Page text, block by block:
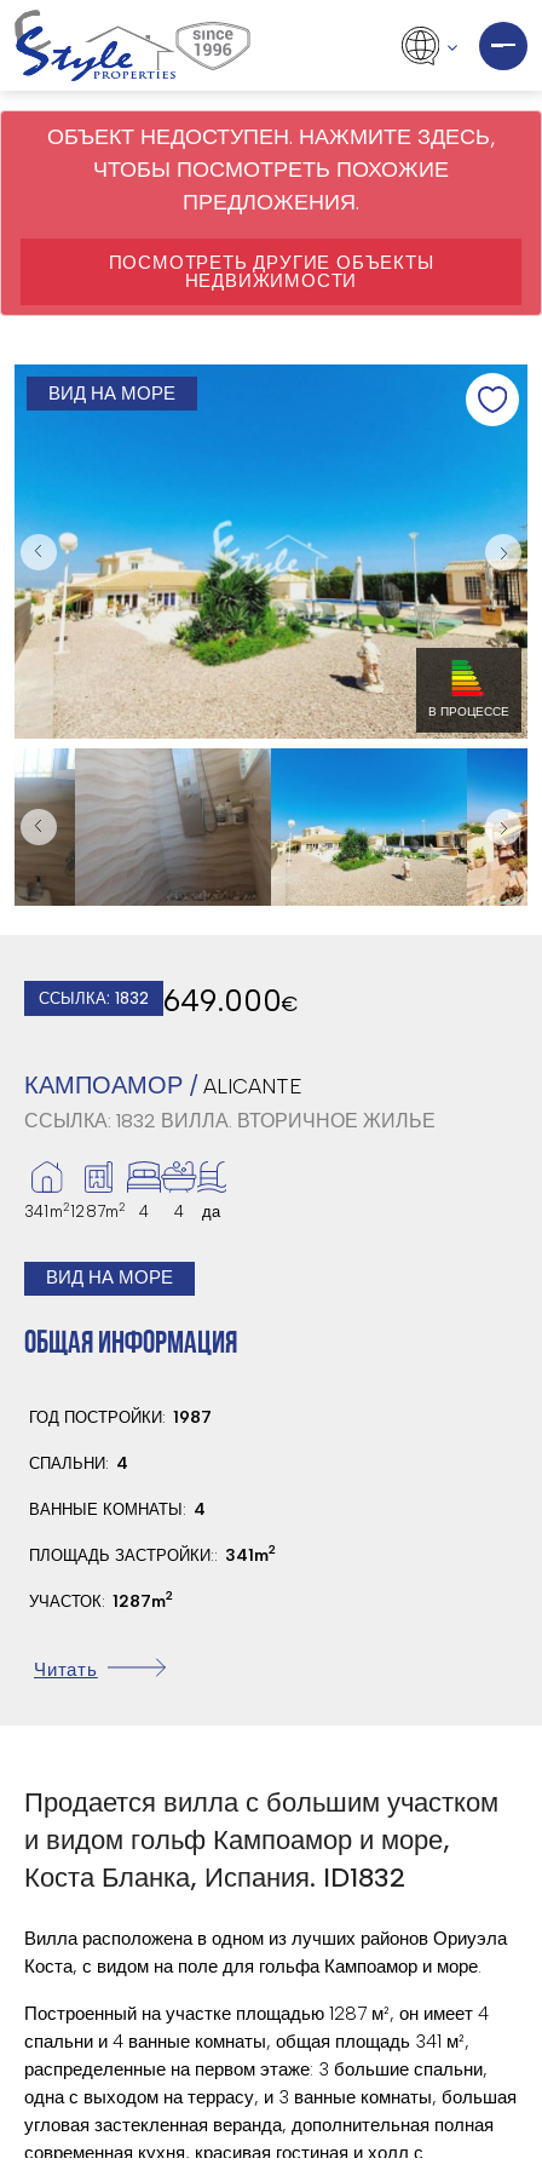
ОБЪЕКТ НЕДОСТУПЕН. НАЖМИТЕ ЗДЕСЬ,
ЧТОБЫ ПОСМОТРЕТЬ ПОХОЖИЕ
ПРЕДЛОЖЕНИЯ.
ПОСМОТРЕТЬ ДРУГИЕ ОБЪЕКТЫ
НЕДВИЖИМОСТИ
ВИД НА МОРЕ
В ПРОЦЕССЕ
ССЫЛКА: 1832 649.000€
КАМПОАМОР / ALICANTE
ССЫЛКА: 1832 ВИЛЛА. ВТОРИЧНОЕ ЖИЛЬЕ
341m21287m2 4 4 да
ВИД НА МОРЕ
ОБЩАЯ ИНФОРМАЦИЯ
ГОД ПОСТРОЙКИ: 1987
СПАЛЬНИ: 4
ВАННЫЕ КОМНАТЫ: 4
ПЛОЩАДЬ ЗАСТРОЙКИ:: 341m2
УЧАСТОК: 1287m2
РАССТОЯНИЕ ДО ПОЛЯ ДЛЯ ГОЛЬФА: 3.5 Км.
SUMA/IBI: 756.41 €
КЛАДОВАЯ
ПРАЧЕЧНАЯ
САД
КОНДИЦИОНЕР
ДЖАКУЗИ
Читать
Продается вилла с большим участком
и видом гольф Кампоамор и море,
Коста Бланка, Испания. ID1832
Вилла расположена в одном из лучших районов Ориуэла
Коста, с видом на поле для гольфа Кампоамор и море.
Построенный на участке площадью 1287 м², он имеет 4
спальни и 4 ванные комнаты, общая площадь 341 м²,
распределенные на первом этаже: 3 большие спальни,
одна с выходом на террасу, и 3 ванные комнаты, большая
угловая застекленная веранда, дополнительная полная
современная кухня, красивая гостиная и холл с